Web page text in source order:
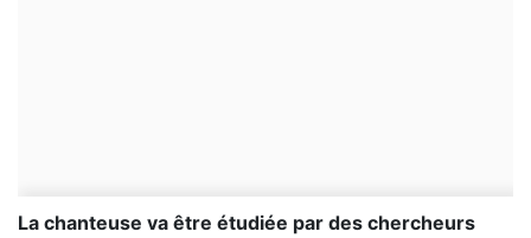
La chanteuse va être étudiée par des chercheurs